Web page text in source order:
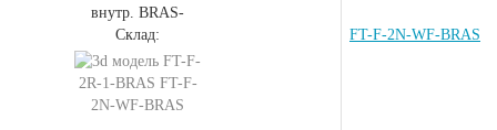
внутр. BRAS-
Склад:
FT-F-2N-WF-BRAS